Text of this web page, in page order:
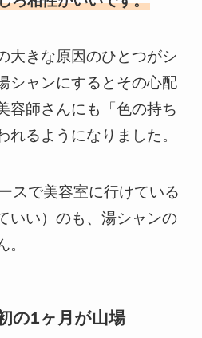
大きな原因のひとつがシ
シャンにするとその心配
容師さんにも「色の持ち
れるようになりました。
スで美容室に行けている
いい）のも、湯シャンの
の1ヶ月が山場